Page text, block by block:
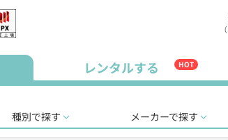
レンタルする HOT
種別で探す メーカーで探す